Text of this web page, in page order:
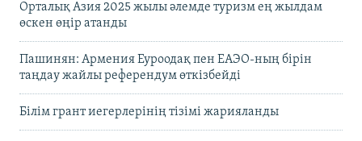
Орталық Азия 2025 жылы әлемде туризм ең жылдам
өскен өңір атанды
Пашинян: Армения Еуроодақ пен ЕАЭО-ның бірін
таңдау жайлы референдум өткізбейді
Білім грант иегерлерінің тізімі жарияланды